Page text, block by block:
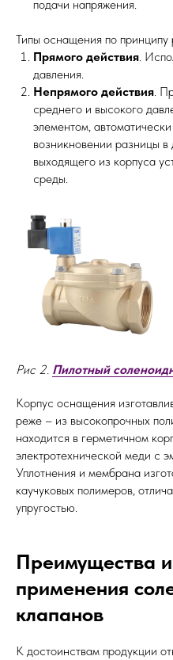
подачи напряжения.
Типы оснащения по принципу
Прямого действия.
давления.
Непрямого действия.
среднего и высокого
элементом,
возникновении разницы
выходящего из корпуса
среды.
Рис 2. Пилотный
Корпус оснащения
реже – из высокопрочных
находится в герметичном
электротехнической меди с
Уплотнения и мембрана
каучуковых полимеров,
упругостью.
Преимущества
применения
клапанов
К достоинствам продукции